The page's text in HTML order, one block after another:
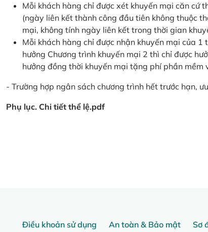
Mỗi khách hàng chỉ được xét khuyến mại căn cứ
(ngày liên kết thành công đầu tiên không thuộc
mại, không tính ngày liên kết trong thời gian
Mỗi khách hàng chỉ được nhận khuyến mại của
hưởng Chương trình khuyến mại 2 thì chỉ được
hưởng đồng thời khuyến mại tặng phí phần mềm
- Trường hợp ngân sách chương trình hết trước hạn,
Phụ lục. Chi tiết thể lệ.pdf
Điều khoản sử dụng An toàn & Bảo mật Sơ